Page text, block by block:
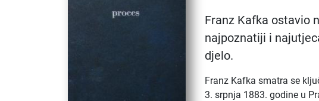
Franz Kafka ostavio
najpoznatiji i
djelo.
Franz Kafka smatra se
3. srpnja 1883. godine u